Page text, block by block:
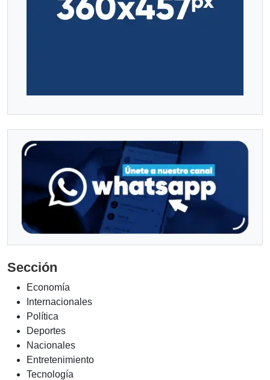
Sección
Economía
Internacionales
Política
Deportes
Nacionales
Entretenimiento
Tecnología